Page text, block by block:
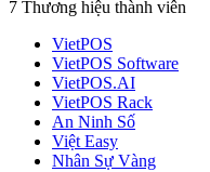
7 Thương hiệu thành viên
VietPOS
VietPOS Software
VietPOS.AI
VietPOS Rack
An Ninh Số
Việt Easy
Nhân Sự Vàng